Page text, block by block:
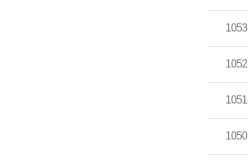
1053
1052
1051
1050